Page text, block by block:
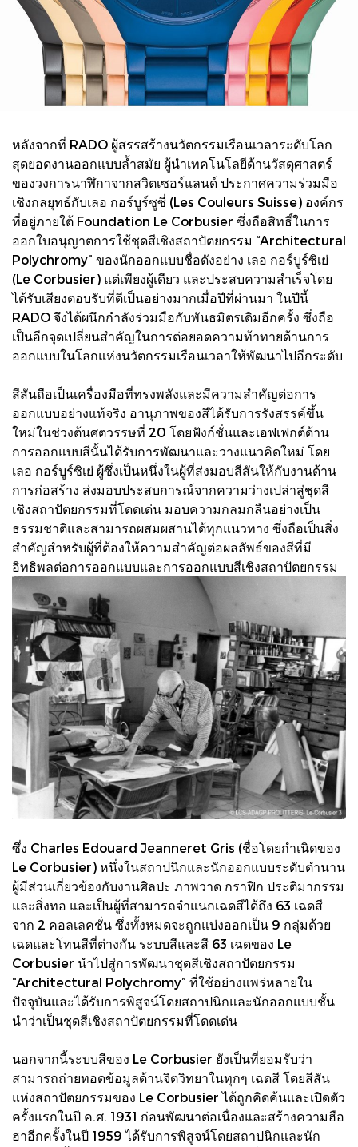
หลังจากที่ RADO ผู้สรรสร้างนวัตกรรมเรือนเวลาระดับโลก
สุดยอดงานออกแบบล้ำสมัย ผู้นำเทคโนโลยีด้านวัสดุศาสตร์
ของวงการนาฬิกาจากสวิตเซอร์แลนด์ ประกาศความร่วมมือ
เชิงกลยุทธ์กับเลอ กอร์บูร์ซูซี่ (Les Couleurs Suisse) องค์กร
ที่อยู่ภายใต้ Foundation Le Corbusier ซึ่งถือสิทธิ์ในการ
ออกใบอนุญาตการใช้ชุดสีเชิงสถาปัตยกรรม “Architectural
Polychromy” ของนักออกแบบชื่อดังอย่าง เลอ กอร์บูร์ซิเย่
(Le Corbusier) แต่เพียงผู้เดียว และประสบความสำเร็จโดย
ได้รับเสียงตอบรับที่ดีเป็นอย่างมากเมื่อปีที่ผ่านมา ในปีนี้
RADO จึงได้ผนึกกำลังร่วมมือกับพันธมิตรเดิมอีกครั้ง ซึ่งถือ
เป็นอีกจุดเปลี่ยนสำคัญในการต่อยอดความท้าทายด้านการ
ออกแบบในโลกแห่งนวัตกรรมเรือนเวลาให้พัฒนาไปอีกระดับ
สีสันถือเป็นเครื่องมือที่ทรงพลังและมีความสำคัญต่อการ
ออกแบบอย่างแท้จริง อานุภาพของสีได้รับการรังสรรค์ขึ้น
ใหม่ในช่วงต้นศตวรรษที่ 20 โดยฟังก์ชั่นและเอฟเฟกต์ด้าน
การออกแบบสีนั้นได้รับการพัฒนาและวางแนวคิดใหม่ โดย
เลอ กอร์บูร์ซิเย่ ผู้ซึ่งเป็นหนึ่งในผู้ที่ส่งมอบสีสันให้กับงานด้าน
การก่อสร้าง ส่งมอบประสบการณ์จากความว่างเปล่าสู่ชุดสี
เชิงสถาปัตยกรรมที่โดดเด่น มอบความกลมกลืนอย่างเป็น
ธรรมชาติและสามารถผสมผสานได้ทุกแนวทาง ซึ่งถือเป็นสิ่ง
สำคัญสำหรับผู้ที่ต้องให้ความสำคัญต่อผลลัพธ์ของสีที่มี
อิทธิพลต่อการออกแบบและการออกแบบสีเชิงสถาปัตยกรรม
ซึ่ง Charles Edouard Jeanneret Gris (ชื่อโดยกำเนิดของ
Le Corbusier) หนึ่งในสถาปนิกและนักออกแบบระดับตำนาน
ผู้มีส่วนเกี่ยวข้องกับงานศิลปะ ภาพวาด กราฟิก ประติมากรรม
และสิ่งทอ และเป็นผู้ที่สามารถจำแนกเฉดสีได้ถึง 63 เฉดสี
จาก 2 คอลเลคชั่น ซึ่งทั้งหมดจะถูกแบ่งออกเป็น 9 กลุ่มด้วย
เฉดและโทนสีที่ต่างกัน ระบบสีและสี 63 เฉดของ Le
Corbusier นำไปสู่การพัฒนาชุดสีเชิงสถาปัตยกรรม
“Architectural Polychromy” ที่ใช้อย่างแพร่หลายใน
ปัจจุบันและได้รับการพิสูจน์โดยสถาปนิกและนักออกแบบชั้น
นำว่าเป็นชุดสีเชิงสถาปัตยกรรมที่โดดเด่น
นอกจากนี้ระบบสีของ Le Corbusier ยังเป็นที่ยอมรับว่า
สามารถถ่ายทอดข้อมูลด้านจิตวิทยาในทุกๆ เฉดสี โดยสีสัน
แห่งสถาปัตยกรรมของ Le Corbusier ได้ถูกคิดค้นและเปิดตัว
ครั้งแรกในปี ค.ศ. 1931 ก่อนพัฒนาต่อเนื่องและสร้างความฮือ
ฮาอีกครั้งในปี 1959 ได้รับการพิสูจน์โดยสถาปนิกและนัก